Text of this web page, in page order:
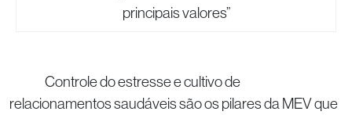
principais valores”
Controle do estresse e cultivo de
relacionamentos saudáveis são os pilares da MEV que